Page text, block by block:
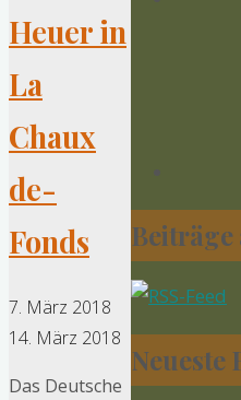
Heuer in
La
Chaux
de-
Fonds
7. März 2018
14. März 2018
Das Deutsche
Beiträge
Neueste